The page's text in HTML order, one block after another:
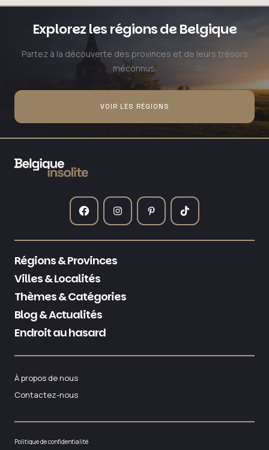
Explorez les régions de Belgique
Partez à la découverte des provinces et de leurs trésors
méconnus.
VOIR LES RÉGIONS
Régions & Provinces
Villes & Localités
Thèmes & Catégories
Blog & Actualités
Endroit au hasard
À propos de nous
Contactez-nous
Politique de confidentialité